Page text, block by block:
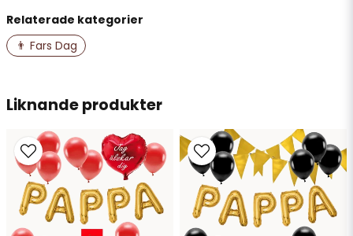
name
Namn
email
Mejladress
Ja, ni får publicera min fråga
Liknande produkter
Relaterade kategorier
👨 Fars Dag